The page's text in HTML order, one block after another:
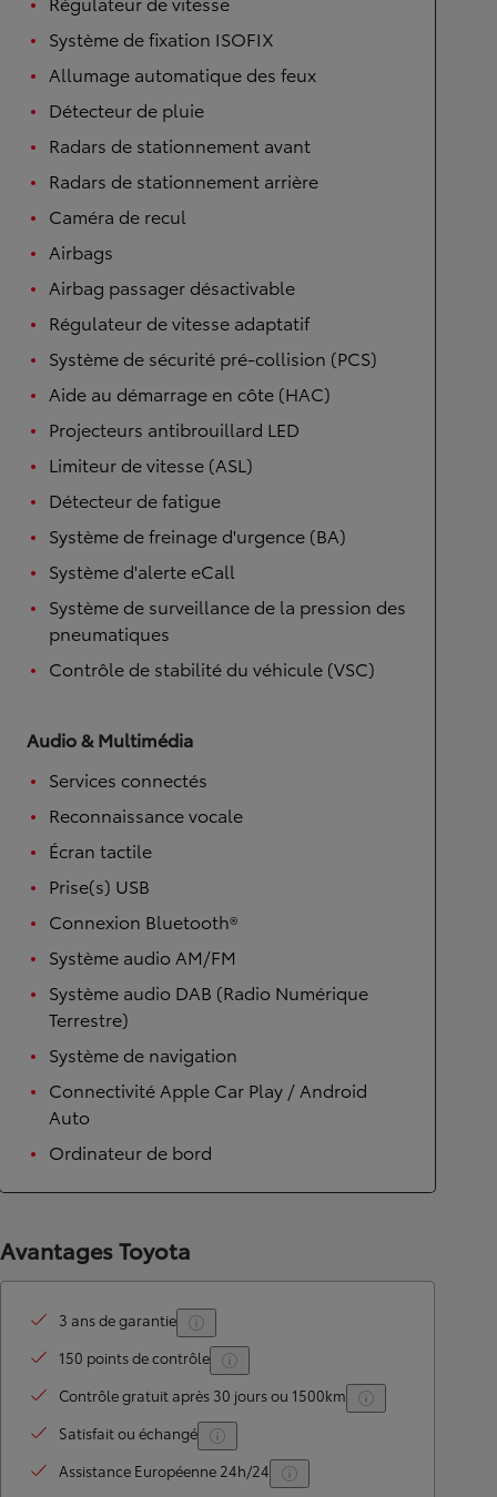
Système de fixation ISOFIX
Allumage automatique des feux
Détecteur de pluie
Radars de stationnement avant
Radars de stationnement arrière
Caméra de recul
Airbags
Airbag passager désactivable
Régulateur de vitesse adaptatif
Système de sécurité pré-collision (PCS)
Aide au démarrage en côte (HAC)
Projecteurs antibrouillard LED
Limiteur de vitesse (ASL)
Détecteur de fatigue
Système de freinage d'urgence (BA)
Système d'alerte eCall
Système de surveillance de la pression des
pneumatiques
Contrôle de stabilité du véhicule (VSC)
Audio & Multimédia
Services connectés
Reconnaissance vocale
Écran tactile
Prise(s) USB
Connexion Bluetooth®
Système audio AM/FM
Système audio DAB (Radio Numérique
Terrestre)
Système de navigation
Connectivité Apple Car Play / Android
Auto
Ordinateur de bord
Avantages Toyota
3 ans de garantie
150 points de contrôle
Contrôle gratuit après 30 jours ou 1500km
Satisfait ou échangé
Assistance Européenne 24h/24